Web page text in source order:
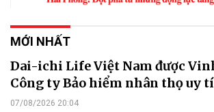
MỚI NHẤT
Dai-ichi Life Việt Nam được
Công ty Bảo hiểm nhân thọ uy
07/08/2026 20:04